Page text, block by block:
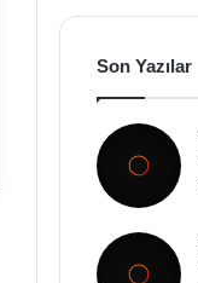
Son Yazılar